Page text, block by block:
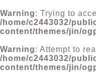
Warning: Trying to
/home/c2443032/
content/themes/jin/
Warning: Attempt to
/home/c2443032/
content/themes/jin/